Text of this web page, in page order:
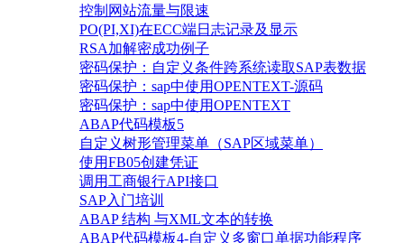
控制网站流量与限速
PO(PI,XI)在ECC端日志记录及显示
RSA加解密成功例子
密码保护：自定义条件跨系统读取SAP表数据
密码保护：sap中使用OPENTEXT-源码
密码保护：sap中使用OPENTEXT
ABAP代码模板5
自定义树形管理菜单（SAP区域菜单）
使用FB05创建凭证
调用工商银行API接口
SAP入门培训
ABAP 结构 与XML文本的转换
ABAP代码模板4-自定义多窗口单据功能程序